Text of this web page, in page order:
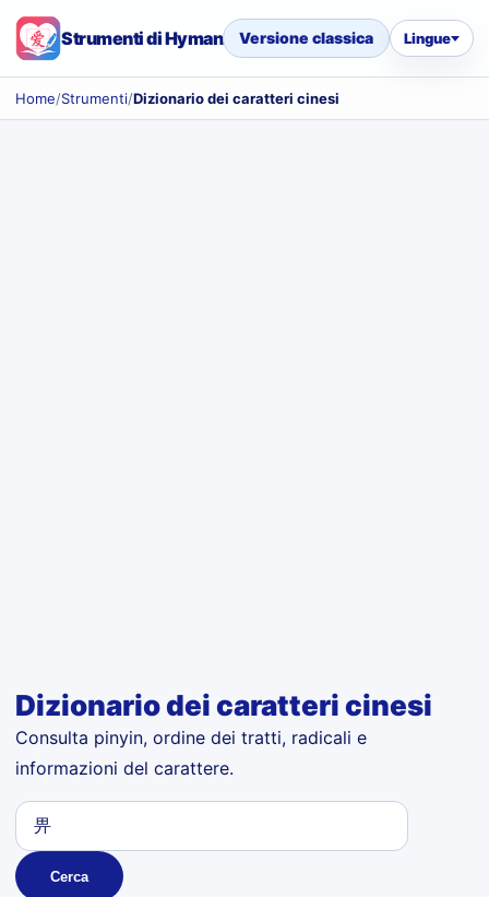
Strumenti di Hyman Versione classica Lingue
Home/Strumenti/Dizionario dei caratteri cinesi
Dizionario dei caratteri cinesi
Consulta pinyin, ordine dei tratti, radicali e
informazioni del carattere.
Cerca